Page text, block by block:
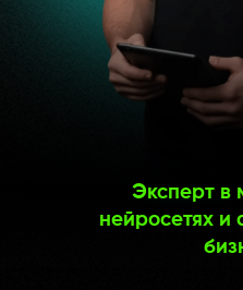
Эксперт в
нейросетях и